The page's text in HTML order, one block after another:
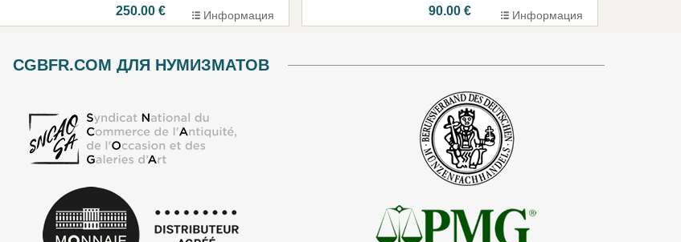
250.00 € Информация 90.00 € Информация
CGBFR.COM ДЛЯ НУМИЗМАТОВ